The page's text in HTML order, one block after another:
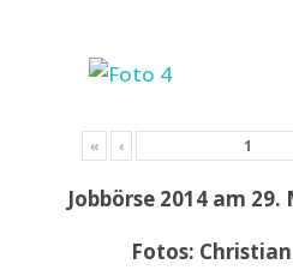
« ‹
Jobbörse 2014 am
Fotos: